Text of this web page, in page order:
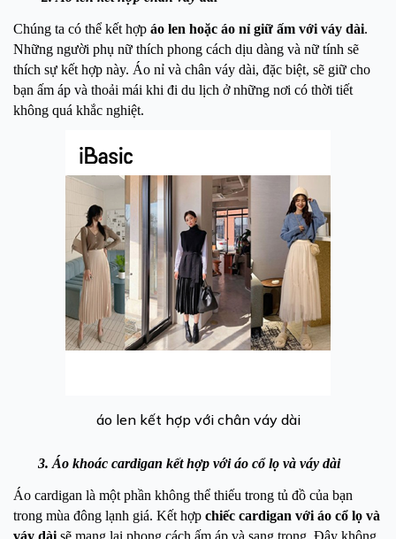
Chúng ta có thể kết hợp áo len hoặc áo nỉ giữ ấm với váy dài.
Những người phụ nữ thích phong cách dịu dàng và nữ tính sẽ
thích sự kết hợp này. Áo nỉ và chân váy dài, đặc biệt, sẽ giữ cho
bạn ấm áp và thoải mái khi đi du lịch ở những nơi có thời tiết
không quá khắc nghiệt.
áo len kết hợp với chân váy dài
3. Áo khoác cardigan kết hợp với áo cổ lọ và váy dài
Áo cardigan là một phần không thể thiếu trong tủ đồ của bạn
trong mùa đông lạnh giá. Kết hợp chiếc cardigan với áo cổ lọ và
váy dài sẽ mang lại phong cách ấm áp và sang trọng. Đây không